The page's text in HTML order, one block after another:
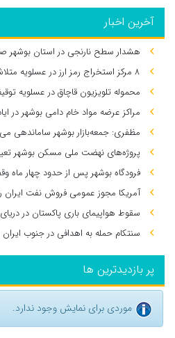
آخرین اخبار
هشدار سطح نارنجی در استان بوشهر
۸ مرکز استخراج رمز ارز در عسلویه متلاشی شد
محموله تلویزیون قاچاق در عسلویه
مراکز عرضه مواد خام دامی بوشهر در
مظفری: جمعه‌بازار بوشهر ساماندهی
پروژه‌های نهضت ملی مسکن بوشهر
فرودگاه بوشهر پس از حدود چهار ماه
آمریکا مجوز عمومی فروش نفت ایران
سقوط هواپیمای باری پاکستان در
سنتکام حمله به اهدافی در جنوب ایران
پر بازدیدترین ها
موردی برای نمایش وجود ندارد.